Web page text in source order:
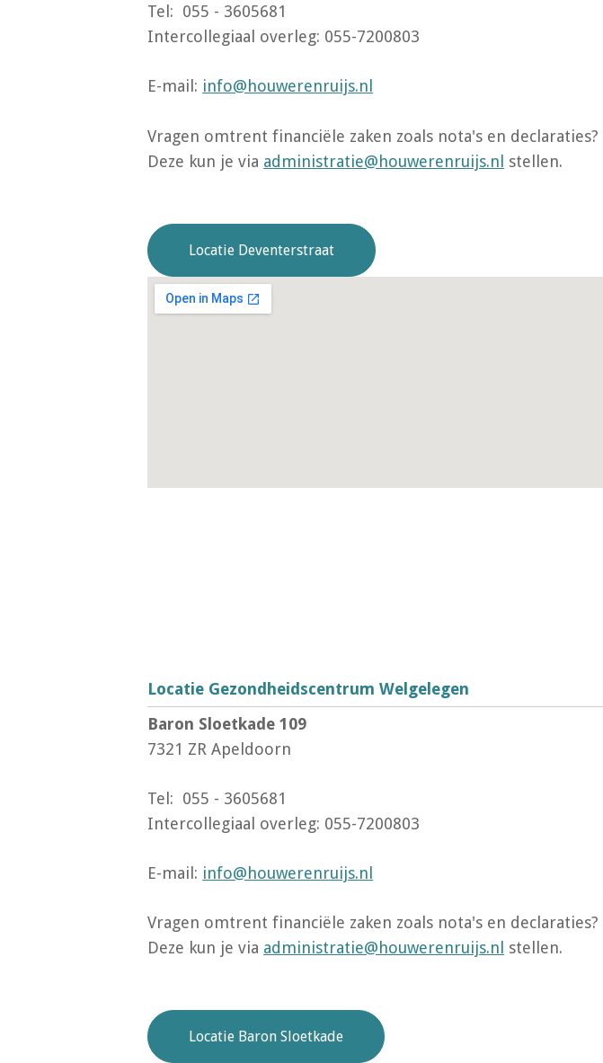
Tel: 055 - 3605681
Intercollegiaal overleg: 055-7200803
E-mail: info@houwerenruijs.nl
Vragen omtrent financiële zaken zoals nota's en declaraties?
Deze kun je via administratie@houwerenruijs.nl stellen.
Locatie Deventerstraat
Locatie Gezondheidscentrum Welgelegen
Baron Sloetkade 109
7321 ZR Apeldoorn
Tel: 055 - 3605681
Intercollegiaal overleg: 055-7200803
E-mail: info@houwerenruijs.nl
Vragen omtrent financiële zaken zoals nota's en declaraties?
Deze kun je via administratie@houwerenruijs.nl stellen.
Locatie Baron Sloetkade